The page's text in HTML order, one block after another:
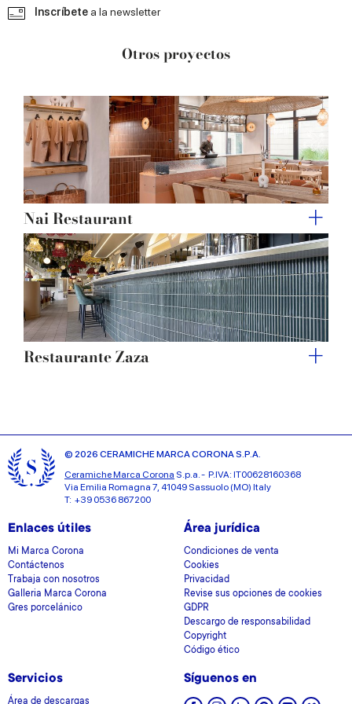
provided to them or that they’ve collected from your use
Inscríbete a la newsletter
Otros proyectos
Nai Restaurant
Restaurante Zaza
© 2026 CERAMICHE MARCA CORONA S.P.A.
Ceramiche Marca Corona S.p.a. - P.IVA: IT00628160368
Via Emilia Romagna 7, 41049 Sassuolo (MO) Italy
T: +39 0536 867200
Enlaces útiles
Mi Marca Corona
Contáctenos
Trabaja con nosotros
Galleria Marca Corona
Gres porcelánico
Área jurídica
Condiciones de venta
Cookies
Privacidad
Revise sus opciones de cookies
GDPR
Descargo de responsabilidad
Copyright
Código ético
Servicios
Área de descargas
Síguenos en